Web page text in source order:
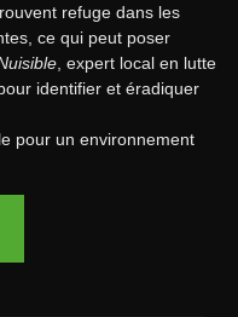
refuge dans les
ce qui peut poser
, expert local en lutte
identifier et éradiquer
pour un environnement